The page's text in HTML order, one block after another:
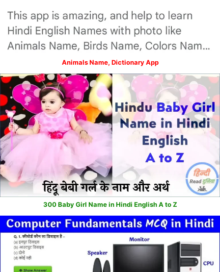
Animals Name, Dictionary App
300 Baby Girl Name in Hindi English A to Z